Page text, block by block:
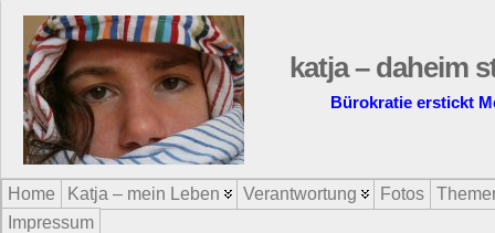
katja – daheim
Bürokratie erstickt
Home Katja – mein Leben Verantwortung Fotos
Impressum